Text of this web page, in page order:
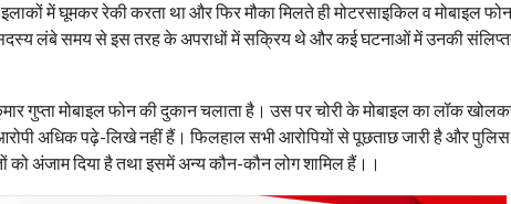
में घूमकर रेकी करता था और फिर मौका मिलते ही मोटरसाइकिल व मोबाइल फोन
सदस्य लंबे समय से इस तरह के अपराधों में सक्रिय थे और कई घटनाओं में उनकी
गुप्ता मोबाइल फोन की दुकान चलाता है। उस पर चोरी के मोबाइल का लॉक
अधिक पढ़े-लिखे नहीं हैं। फिलहाल सभी आरोपियों से पूछताछ जारी है और पुलिस
को अंजाम दिया है तथा इसमें अन्य कौन-कौन लोग शामिल हैं।।